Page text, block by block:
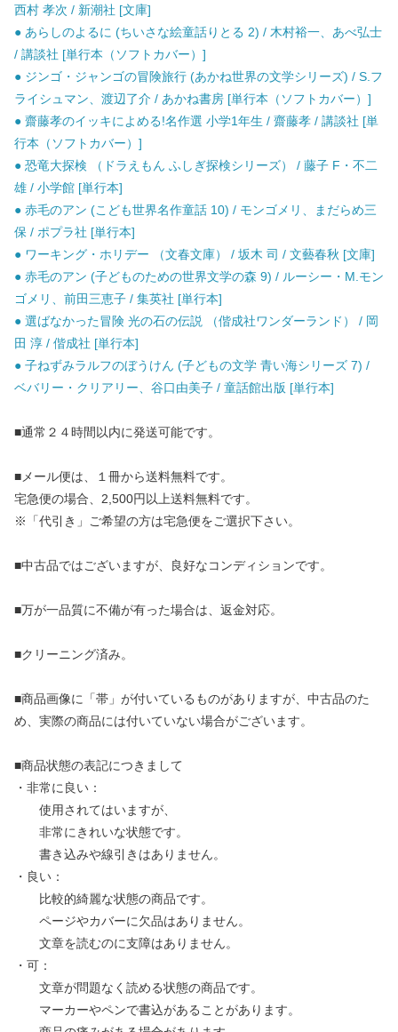
西村 孝次 / 新潮社 [文庫]
● あらしのよるに (ちいさな絵童話りとる 2) / 木村裕一、あべ弘士
/ 講談社 [単行本（ソフトカバー）]
● ジンゴ・ジャンゴの冒険旅行 (あかね世界の文学シリーズ) / S.フ
ライシュマン、渡辺了介 / あかね書房 [単行本（ソフトカバー）]
● 齋藤孝のイッキによめる!名作選 小学1年生 / 齋藤孝 / 講談社 [単
行本（ソフトカバー）]
● 恐竜大探検 （ドラえもん ふしぎ探検シリーズ） / 藤子 F・不二
雄 / 小学館 [単行本]
● 赤毛のアン (こども世界名作童話 10) / モンゴメリ、まだらめ三
保 / ポプラ社 [単行本]
● ワーキング・ホリデー （文春文庫） / 坂木 司 / 文藝春秋 [文庫]
● 赤毛のアン (子どものための世界文学の森 9) / ルーシー・M.モン
ゴメリ、前田三恵子 / 集英社 [単行本]
● 選ばなかった冒険 光の石の伝説 （偕成社ワンダーランド） / 岡
田 淳 / 偕成社 [単行本]
● 子ねずみラルフのぼうけん (子どもの文学 青い海シリーズ 7) /
ベバリー・クリアリー、谷口由美子 / 童話館出版 [単行本]
■通常２４時間以内に発送可能です。
■メール便は、１冊から送料無料です。
宅急便の場合、2,500円以上送料無料です。
※「代引き」ご希望の方は宅急便をご選択下さい。
■中古品ではございますが、良好なコンディションです。
■万が一品質に不備が有った場合は、返金対応。
■クリーニング済み。
■商品画像に「帯」が付いているものがありますが、中古品のた
め、実際の商品には付いていない場合がございます。
■商品状態の表記につきまして
・非常に良い：
使用されてはいますが、
非常にきれいな状態です。
書き込みや線引きはありません。
・良い：
比較的綺麗な状態の商品です。
ページやカバーに欠品はありません。
文章を読むのに支障はありません。
・可：
文章が問題なく読める状態の商品です。
マーカーやペンで書込があることがあります。